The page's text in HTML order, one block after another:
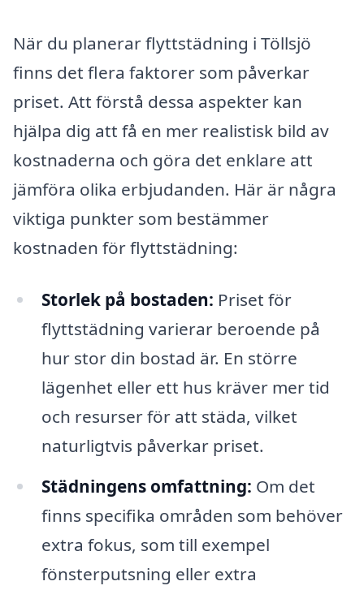
När du planerar flyttstädning i Töllsjö
finns det flera faktorer som påverkar
priset. Att förstå dessa aspekter kan
hjälpa dig att få en mer realistisk bild av
kostnaderna och göra det enklare att
jämföra olika erbjudanden. Här är några
viktiga punkter som bestämmer
kostnaden för flyttstädning:
Storlek på bostaden: Priset för
flyttstädning varierar beroende på
hur stor din bostad är. En större
lägenhet eller ett hus kräver mer tid
och resurser för att städa, vilket
naturligtvis påverkar priset.
Städningens omfattning: Om det
finns specifika områden som behöver
extra fokus, som till exempel
fönsterputsning eller extra